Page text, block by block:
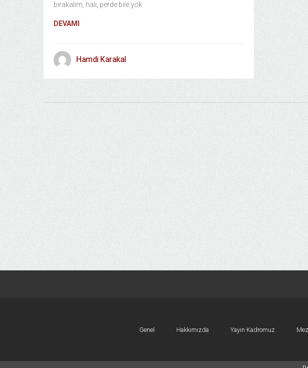
bırakalım, halı, perde bile yok
DEVAMI
Hamdi Karakal
Genel Hakkımızda Yayın Kadromuz